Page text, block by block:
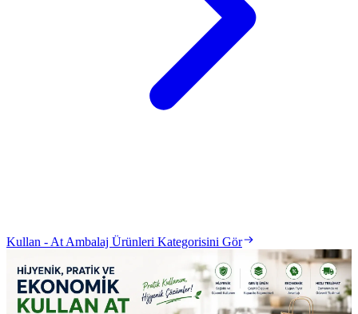
Kullan - At Ambalaj Ürünleri Kategorisini Gör